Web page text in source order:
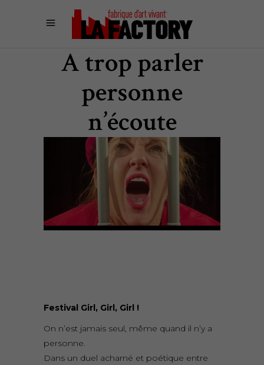
A trop parler
personne
n’écoute
Festival Girl, Girl, Girl !
On n’est jamais seul, même quand il n’y a
personne.
Dans un duel acharné et poétique entre